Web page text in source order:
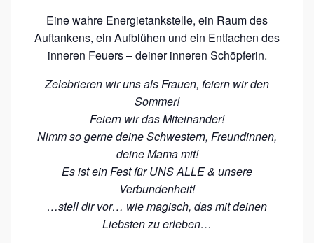
Eine wahre Energietankstelle, ein Raum des
Auftankens, ein Aufblühen und ein Entfachen des
inneren Feuers – deiner inneren Schöpferin.
Zelebrieren wir uns als Frauen, feiern wir den
Sommer!
Feiern wir das Miteinander!
Nimm so gerne deine Schwestern, Freundinnen,
deine Mama mit!
Es ist ein Fest für UNS ALLE & unsere
Verbundenheit!
…stell dir vor… wie magisch, das mit deinen
Liebsten zu erleben…